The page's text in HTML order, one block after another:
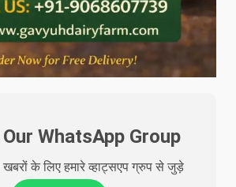
WhatsApp Group
खबरों के लिए हमारे व्हाट्सएप ग्रुप से जुड़े